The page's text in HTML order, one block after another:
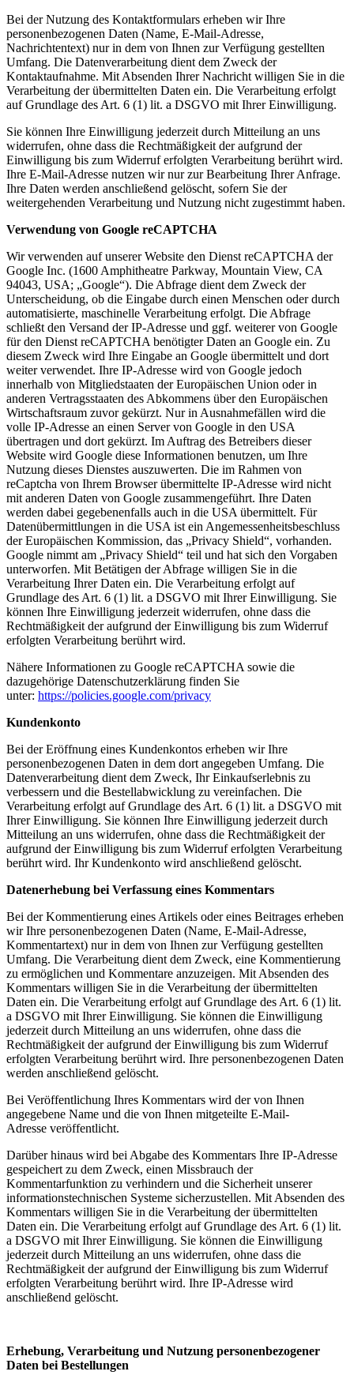
Bei der Nutzung des Kontaktformulars erheben wir Ihre
personenbezogenen Daten (Name, E-Mail-Adresse,
Nachrichtentext) nur in dem von Ihnen zur Verfügung gestellten
Umfang. Die Datenverarbeitung dient dem Zweck der
Kontaktaufnahme. Mit Absenden Ihrer Nachricht willigen Sie in die
Verarbeitung der übermittelten Daten ein. Die Verarbeitung erfolgt
auf Grundlage des Art. 6 (1) lit. a DSGVO mit Ihrer Einwilligung.
Sie können Ihre Einwilligung jederzeit durch Mitteilung an uns
widerrufen, ohne dass die Rechtmäßigkeit der aufgrund der
Einwilligung bis zum Widerruf erfolgten Verarbeitung berührt wird.
Ihre E-Mail-Adresse nutzen wir nur zur Bearbeitung Ihrer Anfrage.
Ihre Daten werden anschließend gelöscht, sofern Sie der
weitergehenden Verarbeitung und Nutzung nicht zugestimmt haben.
Verwendung von Google reCAPTCHA
Wir verwenden auf unserer Website den Dienst reCAPTCHA der
Google Inc. (1600 Amphitheatre Parkway, Mountain View, CA
94043, USA; „Google“). Die Abfrage dient dem Zweck der
Unterscheidung, ob die Eingabe durch einen Menschen oder durch
automatisierte, maschinelle Verarbeitung erfolgt. Die Abfrage
schließt den Versand der IP-Adresse und ggf. weiterer von Google
für den Dienst reCAPTCHA benötigter Daten an Google ein. Zu
diesem Zweck wird Ihre Eingabe an Google übermittelt und dort
weiter verwendet. Ihre IP-Adresse wird von Google jedoch
innerhalb von Mitgliedstaaten der Europäischen Union oder in
anderen Vertragsstaaten des Abkommens über den Europäischen
Wirtschaftsraum zuvor gekürzt. Nur in Ausnahmefällen wird die
volle IP-Adresse an einen Server von Google in den USA
übertragen und dort gekürzt. Im Auftrag des Betreibers dieser
Website wird Google diese Informationen benutzen, um Ihre
Nutzung dieses Dienstes auszuwerten. Die im Rahmen von
reCaptcha von Ihrem Browser übermittelte IP-Adresse wird nicht
mit anderen Daten von Google zusammengeführt. Ihre Daten
werden dabei gegebenenfalls auch in die USA übermittelt. Für
Datenübermittlungen in die USA ist ein Angemessenheitsbeschluss
der Europäischen Kommission, das „Privacy Shield“, vorhanden.
Google nimmt am „Privacy Shield“ teil und hat sich den Vorgaben
unterworfen. Mit Betätigen der Abfrage willigen Sie in die
Verarbeitung Ihrer Daten ein. Die Verarbeitung erfolgt auf
Grundlage des Art. 6 (1) lit. a DSGVO mit Ihrer Einwilligung. Sie
können Ihre Einwilligung jederzeit widerrufen, ohne dass die
Rechtmäßigkeit der aufgrund der Einwilligung bis zum Widerruf
erfolgten Verarbeitung berührt wird.
Nähere Informationen zu Google reCAPTCHA sowie die
dazugehörige Datenschutzerklärung finden Sie
unter: https://policies.google.com/privacy
Kundenkonto
Bei der Eröffnung eines Kundenkontos erheben wir Ihre
personenbezogenen Daten in dem dort angegeben Umfang. Die
Datenverarbeitung dient dem Zweck, Ihr Einkaufserlebnis zu
verbessern und die Bestellabwicklung zu vereinfachen. Die
Verarbeitung erfolgt auf Grundlage des Art. 6 (1) lit. a DSGVO mit
Ihrer Einwilligung. Sie können Ihre Einwilligung jederzeit durch
Mitteilung an uns widerrufen, ohne dass die Rechtmäßigkeit der
aufgrund der Einwilligung bis zum Widerruf erfolgten Verarbeitung
berührt wird. Ihr Kundenkonto wird anschließend gelöscht.
Datenerhebung bei Verfassung eines Kommentars
Bei der Kommentierung eines Artikels oder eines Beitrages erheben
wir Ihre personenbezogenen Daten (Name, E-Mail-Adresse,
Kommentartext) nur in dem von Ihnen zur Verfügung gestellten
Umfang. Die Verarbeitung dient dem Zweck, eine Kommentierung
zu ermöglichen und Kommentare anzuzeigen. Mit Absenden des
Kommentars willigen Sie in die Verarbeitung der übermittelten
Daten ein. Die Verarbeitung erfolgt auf Grundlage des Art. 6 (1) lit.
a DSGVO mit Ihrer Einwilligung. Sie können die Einwilligung
jederzeit durch Mitteilung an uns widerrufen, ohne dass die
Rechtmäßigkeit der aufgrund der Einwilligung bis zum Widerruf
erfolgten Verarbeitung berührt wird. Ihre personenbezogenen Daten
werden anschließend gelöscht.
Bei Veröffentlichung Ihres Kommentars wird der von Ihnen
angegebene Name und die von Ihnen mitgeteilte E-Mail-
Adresse veröffentlicht.
Darüber hinaus wird bei Abgabe des Kommentars Ihre IP-Adresse
gespeichert zu dem Zweck, einen Missbrauch der
Kommentarfunktion zu verhindern und die Sicherheit unserer
informationstechnischen Systeme sicherzustellen. Mit Absenden des
Kommentars willigen Sie in die Verarbeitung der übermittelten
Daten ein. Die Verarbeitung erfolgt auf Grundlage des Art. 6 (1) lit.
a DSGVO mit Ihrer Einwilligung. Sie können die Einwilligung
jederzeit durch Mitteilung an uns widerrufen, ohne dass die
Rechtmäßigkeit der aufgrund der Einwilligung bis zum Widerruf
erfolgten Verarbeitung berührt wird. Ihre IP-Adresse wird
anschließend gelöscht.
Erhebung, Verarbeitung und Nutzung personenbezogener
Daten bei Bestellungen